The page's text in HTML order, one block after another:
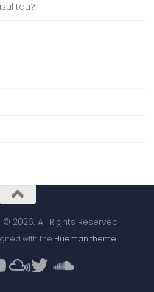
tau?
2026. All Rights Reserved.
with the Hueman theme